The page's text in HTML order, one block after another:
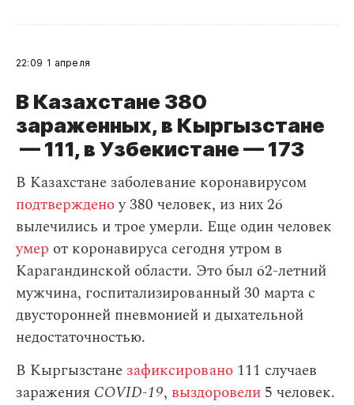
22:09 1 апреля
В Казахстане 380
зараженных, в Кыргызстане
— 111, в Узбекистане — 173
В Казахстане заболевание коронавирусом
подтвержденоу 380 человек, из них 26
вылечились и трое умерли. Еще один человек
умер от коронавируса сегодня утром в
Карагандинской области. Это был 62-летний
мужчина, госпитализированный 30 марта с
двусторонней пневмонией и дыхательной
недостаточностью.
В Кыргызстане зафиксировано 111 случаев
заражения СOVID-19, выздоровели 5 человек.